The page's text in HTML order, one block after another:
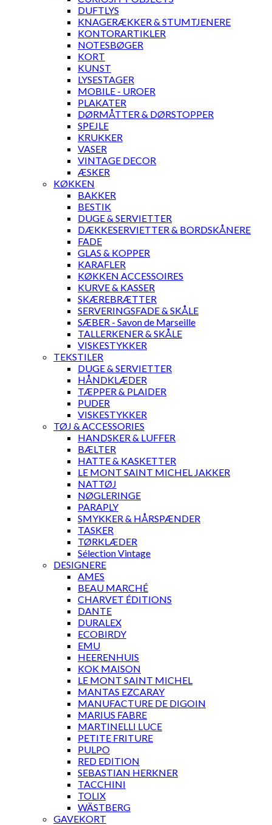
DUFTLYS
KNAGERÆKKER & STUMTJENERE
KONTORARTIKLER
NOTESBØGER
KORT
KUNST
LYSESTAGER
MOBILE - UROER
PLAKATER
DØRMÅTTER & DØRSTOPPER
SPEJLE
KRUKKER
VASER
VINTAGE DECOR
ÆSKER
KØKKEN
BAKKER
BESTIK
DUGE & SERVIETTER
DÆKKESERVIETTER & BORDSKÅNERE
FADE
GLAS & KOPPER
KARAFLER
KØKKEN ACCESSOIRES
KURVE & KASSER
SKÆREBRÆTTER
SERVERINGSFADE & SKÅLE
SÆBER - Savon de Marseille
TALLERKENER & SKÅLE
VISKESTYKKER
TEKSTILER
DUGE & SERVIETTER
HÅNDKLÆDER
TÆPPER & PLAIDER
PUDER
VISKESTYKKER
TØJ & ACCESSORIES
HANDSKER & LUFFER
BÆLTER
HATTE & KASKETTER
LE MONT SAINT MICHEL JAKKER
NATTØJ
NØGLERINGE
PARAPLY
SMYKKER & HÅRSPÆNDER
TASKER
TØRKLÆDER
Sélection Vintage
DESIGNERE
AMES
BEAU MARCHÉ
CHARVET ÉDITIONS
DANTE
DURALEX
ECOBIRDY
EMU
HEERENHUIS
KOK MAISON
LE MONT SAINT MICHEL
MANTAS EZCARAY
MANUFACTURE DE DIGOIN
MARIUS FABRE
MARTINELLI LUCE
PETITE FRITURE
PULPO
RED EDITION
SEBASTIAN HERKNER
TACCHINI
TOLIX
WÄSTBERG
GAVEKORT